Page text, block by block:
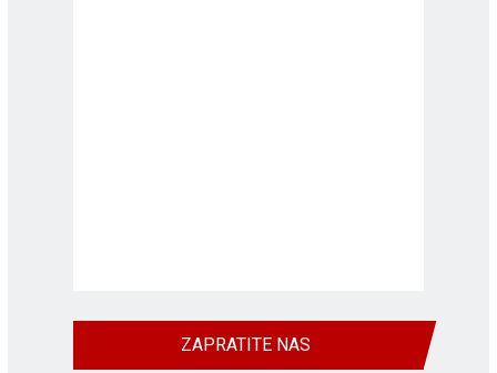
ZAPRATITE NAS